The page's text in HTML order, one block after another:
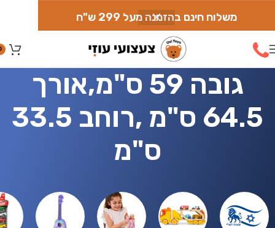
משלוח חינם בהזמנה מעל 299 ש"ח
גובה 59 ס"מ,אורך
64.5 ס"מ ,רוחב 33.5
ס"מ